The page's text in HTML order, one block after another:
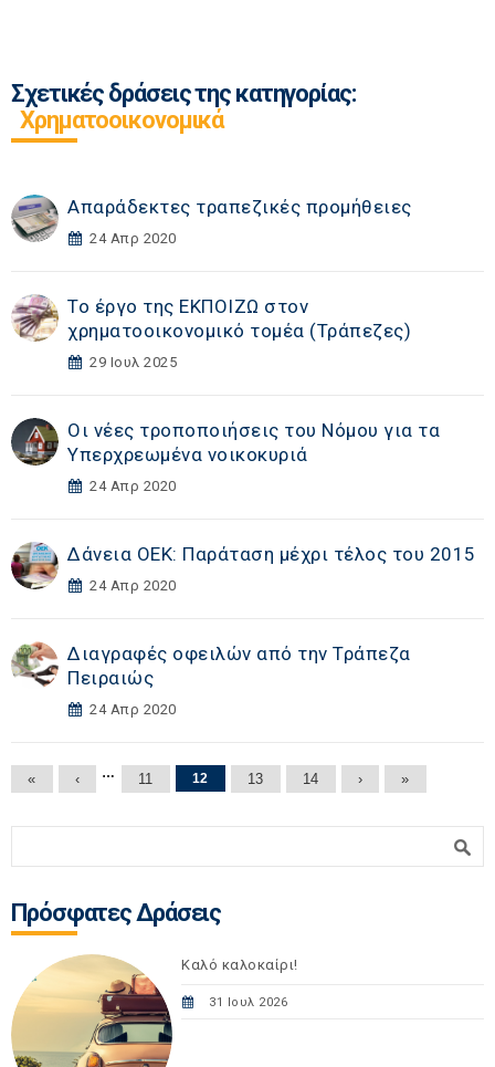
Σχετικές δράσεις της κατηγορίας:
Χρηματοοικονομικά
Απαράδεκτες τραπεζικές προμήθειες
24 Απρ 2020
Το έργο της ΕΚΠΟΙΖΩ στον
χρηματοοικονομικό τομέα (Τράπεζες)
29 Ιουλ 2025
Οι νέες τροποποιήσεις του Νόμου για τα
Υπερχρεωμένα νοικοκυριά
24 Απρ 2020
Δάνεια ΟΕΚ: Παράταση μέχρι τέλος του 2015
24 Απρ 2020
Διαγραφές οφειλών από την Τράπεζα
Πειραιώς
24 Απρ 2020
Σελίδες
« ‹ … 11 12 13 14 › »
Πρόσφατες Δράσεις
Καλό καλοκαίρι!
31 Ιουλ 2026